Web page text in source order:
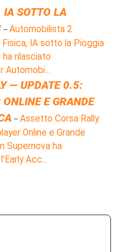
SOTTO LA
– Automobilista 2
IA sotto la Pioggia
rilasciato
Automobi...
— UPDATE 0.5:
E GRANDE
– Assetto Corsa Rally
Online e Grande
Supernova ha
Acc...